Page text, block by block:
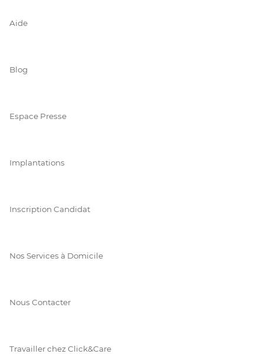
Aide
Blog
Espace Presse
Implantations
Inscription Candidat
Nos Services à Domicile
Nous Contacter
Travailler chez Click&Care